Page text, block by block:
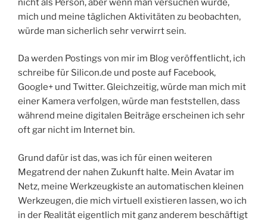
nicht als Person, aber wenn man versuchen würde,
mich und meine täglichen Aktivitäten zu beobachten,
würde man sicherlich sehr verwirrt sein.
Da werden Postings von mir im Blog veröffentlicht, ich
schreibe für Silicon.de und poste auf Facebook,
Google+ und Twitter. Gleichzeitig, würde man mich mit
einer Kamera verfolgen, würde man feststellen, dass
während meine digitalen Beiträge erscheinen ich sehr
oft gar nicht im Internet bin.
Grund dafür ist das, was ich für einen weiteren
Megatrend der nahen Zukunft halte. Mein Avatar im
Netz, meine Werkzeugkiste an automatischen kleinen
Werkzeugen, die mich virtuell existieren lassen, wo ich
in der Realität eigentlich mit ganz anderem beschäftigt